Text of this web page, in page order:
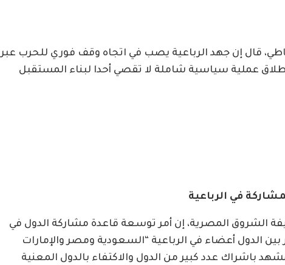
قال إن جهد الرباعية يصب في اتجاه وقف فوري للحرب عبر
عملية سياسية شاملة لا تقصي أحدا لبناء المستقبل
في الرباعية
المصرية، إن أمر توسعة قاعدة مشاركة الدول في
الدول أعضاء في الرباعية “السعودية ومصر والإمارات
باشراك عدد كبير من الدول والاكتفاء بالدول المعنية